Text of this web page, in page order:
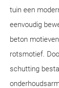
tuin een
eenvoudig
beton
rotsmotief.
schutting